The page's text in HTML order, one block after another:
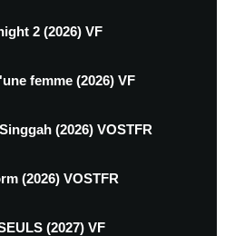
2 (2026) VF
femme (2026) VF
(2026) VOSTFR
(2026) VOSTFR
(2027) VF